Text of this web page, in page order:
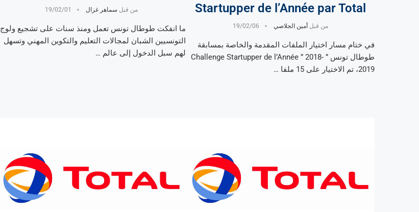
Startupper de l’Année par Total
من قبلأمين الجلاصي 19/02/06
في ختام مسار اختيار الملفات المقدمة والخاصة بمسابقة
طوطال تونس ” Challenge Startupper de l’Année ” 2018-
2019، تم الاختيار على 15 ملفا …
من قبل سماهر غزال 19/02/01
ما انفكت طوطال تونس تعمل ومنذ سنات على تشجيع ولوج
التونسيين الشبان لمجالات التعليم والتكوين المهني وتسهل
لهم سبل الدخول إلى عالم …